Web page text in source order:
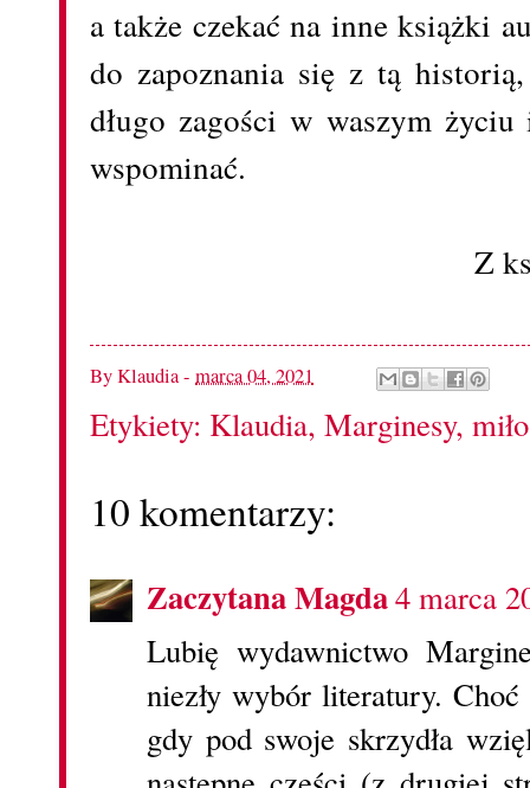
a także czekać na inne książki
do zapoznania się z tą
długo zagości w waszym
wspominać.
Z
ByKlaudia- marca 04, 2021
Etykiety: Klaudia, Marginesy,
10 komentarzy:
Zaczytana Magda4 marca
Lubię wydawnictwo
niezły wybór literatury.
gdy pod swoje skrzydła